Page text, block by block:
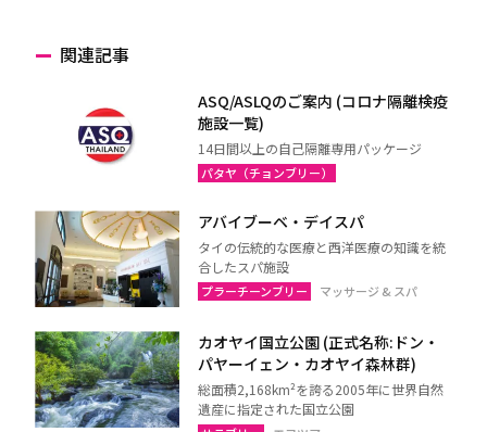
関連記事
ASQ/ASLQのご案内 (コロナ隔離検疫
施設一覧)
14日間以上の自己隔離専用パッケージ
パタヤ（チョンブリー）
アバイブーベ・デイスパ
タイの伝統的な医療と西洋医療の知識を統
合したスパ施設
プラーチーンブリー マッサージ & スパ
カオヤイ国立公園 (正式名称:ドン・
パヤーイェン・カオヤイ森林群)
総面積2,168km²を誇る2005年に世界自然
遺産に指定された国立公園